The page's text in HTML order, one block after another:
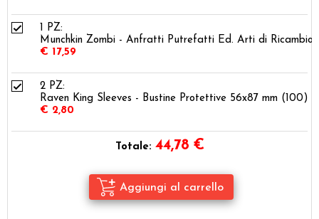
1 PZ:
Munchkin Zombi - Anfratti Putrefatti Ed. Arti di Ricambio
€ 17,59
2 PZ:
Raven King Sleeves - Bustine Protettive 56x87 mm (100)
€ 2,80
Totale: 44,78 €